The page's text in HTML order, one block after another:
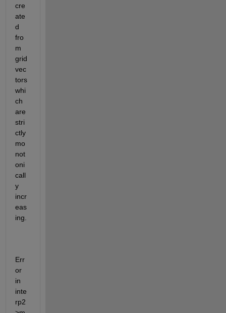
cre
ate
d
fro
m
grid
vec
tors
whi
ch
are
stri
ctly
mo
not
oni
call
y
incr
eas
ing.
Err
or
in
inte
rp2